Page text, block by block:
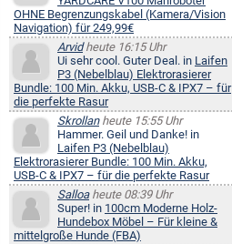
OHNE Begrenzungskabel (Kamera/Vision
Navigation) für 249,99€
Arvidheute 16:15 Uhr
Ui sehr cool. Guter Deal. in Laifen
P3 (Nebelblau) Elektrorasierer
Bundle: 100 Min. Akku, USB-C & IPX7 – für
die perfekte Rasur
Skrollanheute 15:55 Uhr
Hammer. Geil und Danke! in
Laifen P3 (Nebelblau)
Elektrorasierer Bundle: 100 Min. Akku,
USB-C & IPX7 – für die perfekte Rasur
Salloaheute 08:39 Uhr
Super! in 100cm Moderne Holz-
Hundebox Möbel – Für kleine &
mittelgroße Hunde (FBA)